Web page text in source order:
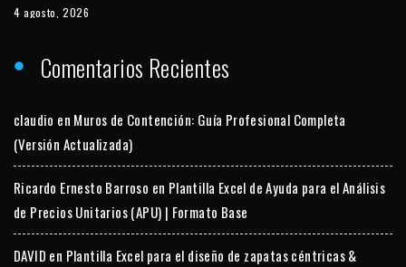
4 agosto, 2026
Comentarios Recientes
claudio en Muros de Contención: Guía Profesional Completa
(Versión Actualizada)
Ricardo Ernesto Barroso en Plantilla Excel de Ayuda para el Análisis
de Precios Unitarios (APU) | Formato Base
DAVID en Plantilla Excel para el diseño de zapatas céntricas &